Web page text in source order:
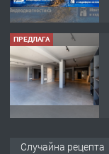
ПРЕДЛАГА
Случайна рецепта